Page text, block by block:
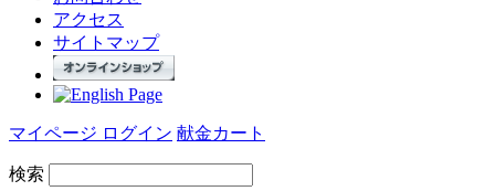
アクセス
サイトマップ
マイページ ログイン 献金カート
検索